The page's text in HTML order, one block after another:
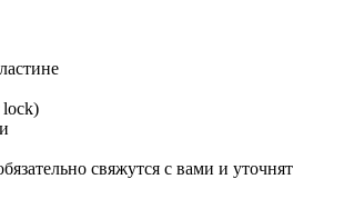
lock)
свяжутся с вами и уточнят